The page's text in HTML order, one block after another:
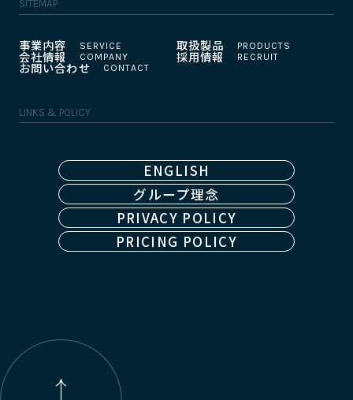
SITEMAP
事業内容 取扱製品
会社情報 採用情報
お問い合わせ
LINKS & POLICY
ENGLISH
グループ理念
PRIVACY POLICY
PRICING POLICY